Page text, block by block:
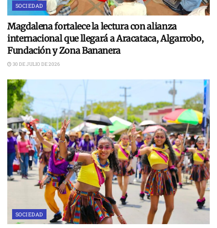
SOCIEDAD
Magdalena fortalece la lectura con alianza
internacional que llegará a Aracataca, Algarrobo,
Fundación y Zona Bananera
30 DE JULIO DE 2026
SOCIEDAD